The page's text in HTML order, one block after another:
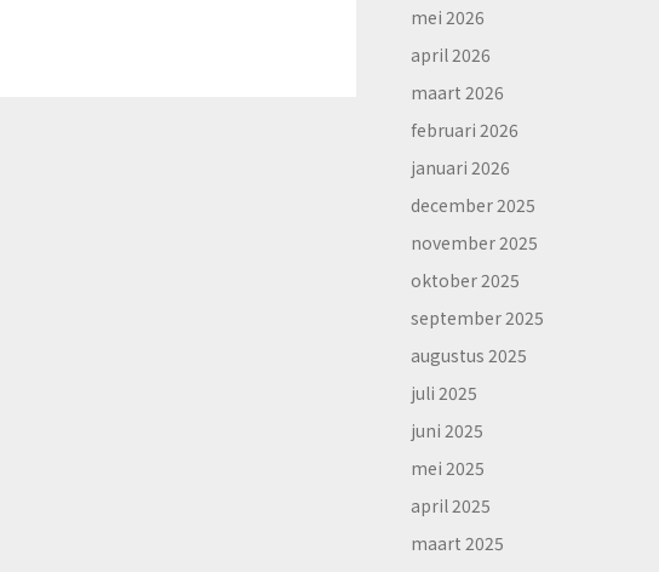
mei 2026
april 2026
maart 2026
februari 2026
januari 2026
december 2025
november 2025
oktober 2025
september 2025
augustus 2025
juli 2025
juni 2025
mei 2025
april 2025
maart 2025